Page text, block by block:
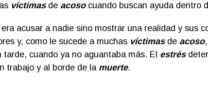
víctimasde acoso cuando buscan ayuda dentro
acusar a nadie sino mostrar una realidad y sus
y, como le sucede a muchas víctimasde acoso
tarde, cuando ya no aguantaba más. El estrés
trabajo y al borde de lamuerte.